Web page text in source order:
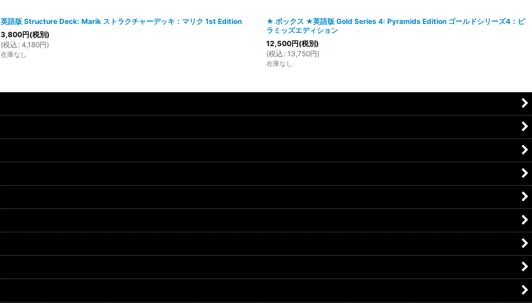
英語版 Structure Deck: Marik ストラクチャーデッキ：マリク 1st Edition
3,800円(税別)
(税込 : 4,180円)
在庫なし
★ ボックス ★英語版 Gold Series 4: Pyramids Edition ゴールドシリーズ4：ピ
ラミッズエディション
12,500円(税別)
(税込 : 13,750円)
在庫なし